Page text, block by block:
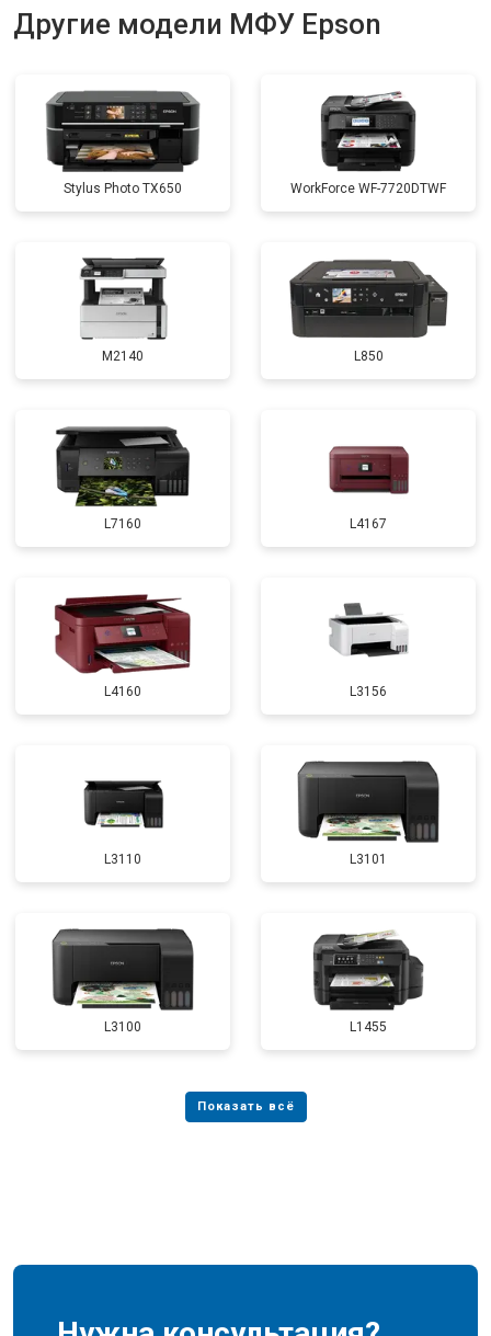
Другие модели МФУ Epson
Stylus Photo TX650 WorkForce WF-7720DTWF
M2140 L850
L7160 L4167
L4160 L3156
L3110 L3101
L3100 L1455